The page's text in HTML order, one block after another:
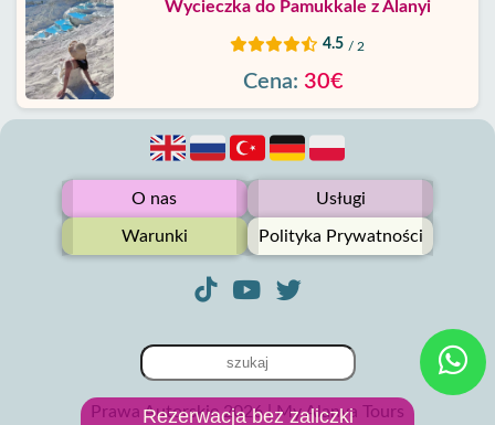
Wycieczka do Pamukkale z Alanyi
4.5 / 2
Cena: 30€
Rezerwacja bez zaliczki
O nas Usługi
Warunki Polityka Prywatności
Prawa Autorskie 2026 | My Alanya Tours